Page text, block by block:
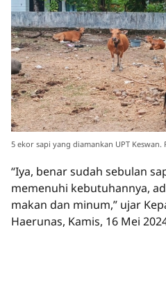
5 ekor sapi yang diamankan UPT Keswan.
“Iya, benar sudah sebulan
memenuhi kebutuhannya,
makan dan minum,” ujar
Haerunas, Kamis, 16 Mei